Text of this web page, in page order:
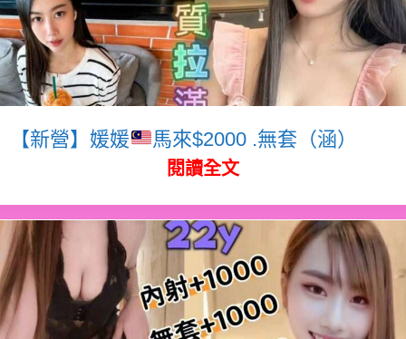
【新營】媛媛 馬來$2000 .無套（涵）
閱讀全文